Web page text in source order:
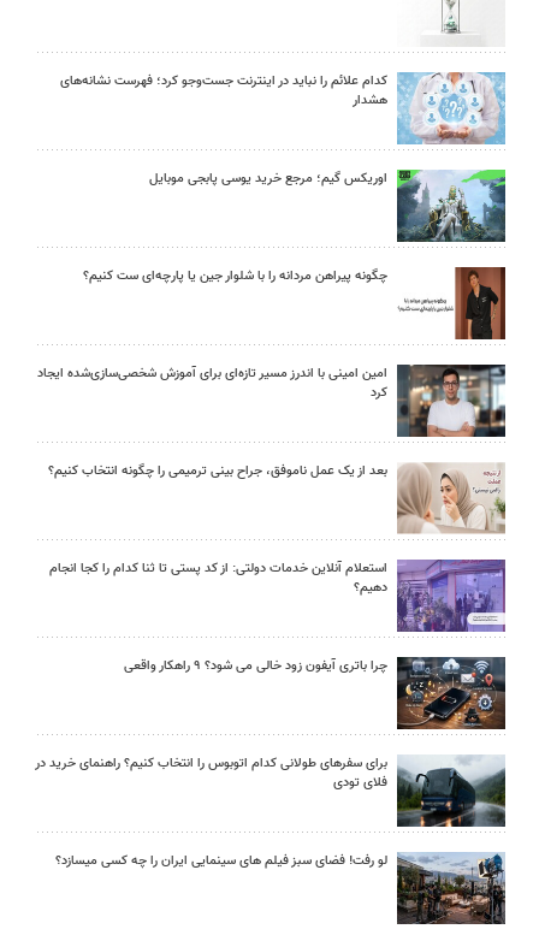
کدام علائم را نباید در اینترنت جست‌وجو کرد؛ فهرست نشانه‌های
هشدار
اوریکس گیم؛ مرجع خرید یوسی پابجی موبایل
چگونه پیراهن مردانه را با شلوار جین یا پارچه‌ای ست کنیم؟
امین امینی با اندرز مسیر تازه‌ای برای آموزش شخصی‌سازی‌شده ایجاد
کرد
بعد از یک عمل ناموفق، جراح بینی ترمیمی را چگونه انتخاب کنیم؟
استعلام آنلاین خدمات دولتی: از کد پستی تا ثنا کدام را کجا انجام
دهیم؟
چرا باتری آیفون زود خالی می شود؟ ۹ راهکار واقعی
برای سفرهای طولانی کدام اتوبوس را انتخاب کنیم؟ راهنمای خرید در
فلای تودی
لو رفت! فضای سبز فیلم های سینمایی ایران را چه کسی میسازد؟